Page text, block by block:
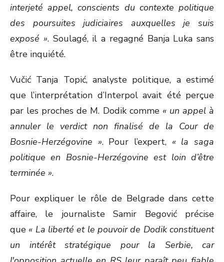
interjeté appel, conscients du contexte politique
des poursuites judiciaires auxquelles je suis
exposé ». Soulagé, il a regagné Banja Luka sans
être inquiété.
Vučić Tanja Topić, analyste politique, a estimé
que l’interprétation d’Interpol avait été perçue
par les proches de M. Dodik comme « un appel à
annuler le verdict non finalisé de la Cour de
Bosnie-Herzégovine ». Pour l’expert, « la saga
politique en Bosnie-Herzégovine est loin d’être
terminée ».
Pour expliquer le rôle de Belgrade dans cette
affaire, le journaliste Samir Begović précise
que « La liberté et le pouvoir de Dodik constituent
un intérêt stratégique pour la Serbie, car